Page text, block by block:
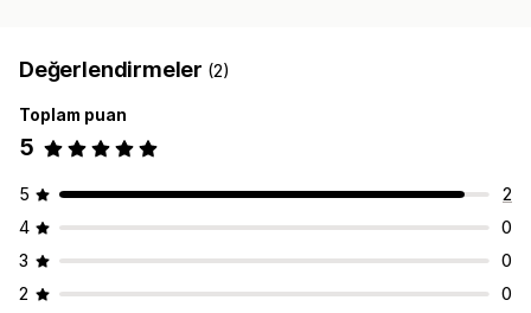
Değerlendirmeler (2)
Toplam puan
5
5
2
4
0
3
0
2
0